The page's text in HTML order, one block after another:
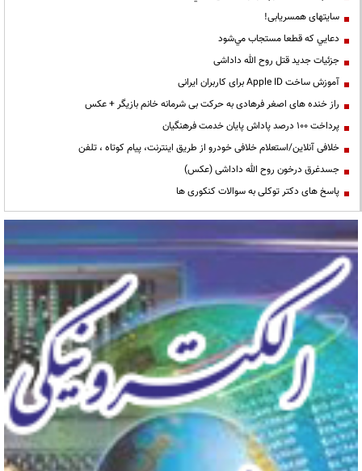
سایتهای همسریابی!
دعايي كه قطعا مستجاب مي‌شود
جزئیات جدید قتل روح الله داداشی
آموزش ساخت Apple ID برای کاربران ایرانی
راز خنده های اصغر فرهادی به حرکت بی شرمانه خانم بازیگر + عکس
پرداخت ۱۰۰ درصد پاداش پایان خدمت فرهنگیان
خلافی آنلاین/استعلام خلافی خودرو از طریق اینترنت، پیام کوتاه ، تلفن
جسدغرق درخون روح الله داداشی (عکس)
پاسخ های دکتر توکلی به سوالات کنکوری ها